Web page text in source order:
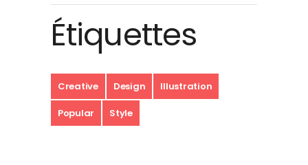
Étiquettes
Creative Design Illustration
Popular Style